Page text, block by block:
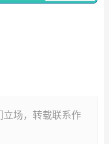
立场，转载联系作